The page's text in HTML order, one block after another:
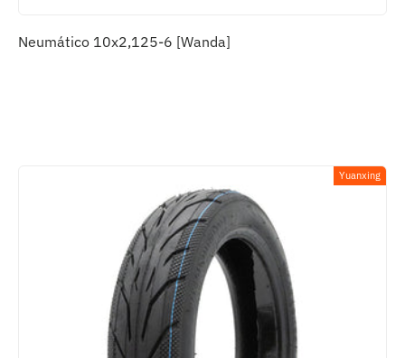
Neumático 10x2,125-6 [Wanda]
Yuanxing